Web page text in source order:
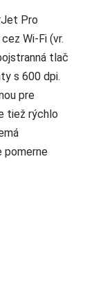
Pro
Wi-Fi (vr.
tlač
s 600 dpi.
pre
tiež rýchlo
pomerne